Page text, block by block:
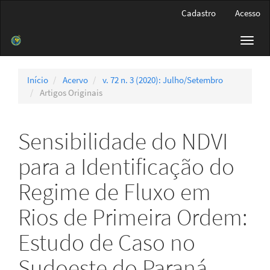
Barra
Cadastro Acesso
Início Acervo
v. 72 n. 3 (2020): Julho/Setembro
Artigos Originais
Sensibilidade do NDVI
para a Identificação do
Regime de Fluxo em
Rios de Primeira Ordem:
Estudo de Caso no